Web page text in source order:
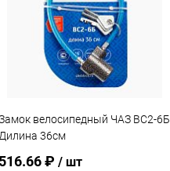
В избранное В наличии
велосипедный ЧАЗ ВС2-6Б
Дилина 36см
516.66 ₽ / шт